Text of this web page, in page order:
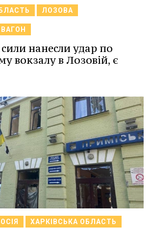
ЛОЗОВА
нанесли удар по
вокзалу в Лозовій, є
ХАРКІВСЬКА ОБЛАСТЬ